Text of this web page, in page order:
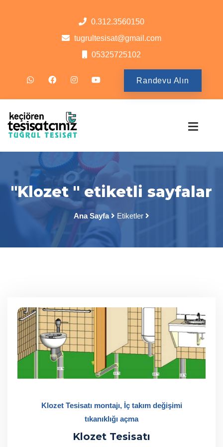
0.312.3560150
tugrultesisat@gmail.com
05325725102
Randevu Alın
"Klozet " etiketli sayfalar
Ana Sayfa Etiketler
Klozet Tesisatı montajı, İç takım değişimi
tıkanıklığı açma
Klozet Tesisatı